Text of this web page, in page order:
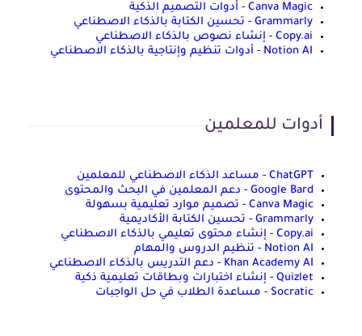
Canva Magic - أدوات التصميم الذكية
Grammarly - تحسين الكتابة بالذكاء الاصطناعي
Copy.ai - إنشاء نصوص بالذكاء الاصطناعي
Notion AI - أدوات تنظيم وإنتاجية بالذكاء الاصطناعي
أدوات للمعلمين
ChatGPT - مساعد الذكاء الاصطناعي للمعلمين
Google Bard - دعم المعلمين في البحث والمحتوى
Canva Magic - تصميم موارد تعليمية بسهولة
Grammarly - تحسين الكتابة الأكاديمية
Copy.ai - إنشاء محتوى تعليمي بالذكاء الاصطناعي
Notion AI - تنظيم الدروس والمهام
Khan Academy AI - دعم التدريس بالذكاء الاصطناعي
Quizlet - إنشاء اختبارات وبطاقات تعليمية ذكية
Socratic - مساعدة الطلاب في حل الواجبات